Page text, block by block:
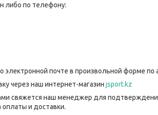
либо по телефону:
электронной почте в произвольной форме по
через наш интернет-магазин jsport.kz
свяжется наш менеджер для
и доставки.